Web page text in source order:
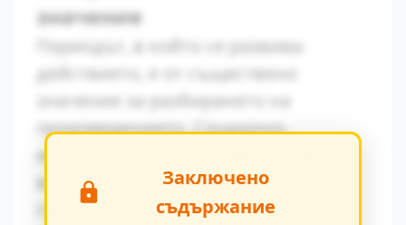
значение
Периодът, в който се развива
действието, е от съществено
значение за разбирането на
произведението. Социално-
икономическите условия оказват
влияние върху поведението на
героите.
Заключено
съдържание